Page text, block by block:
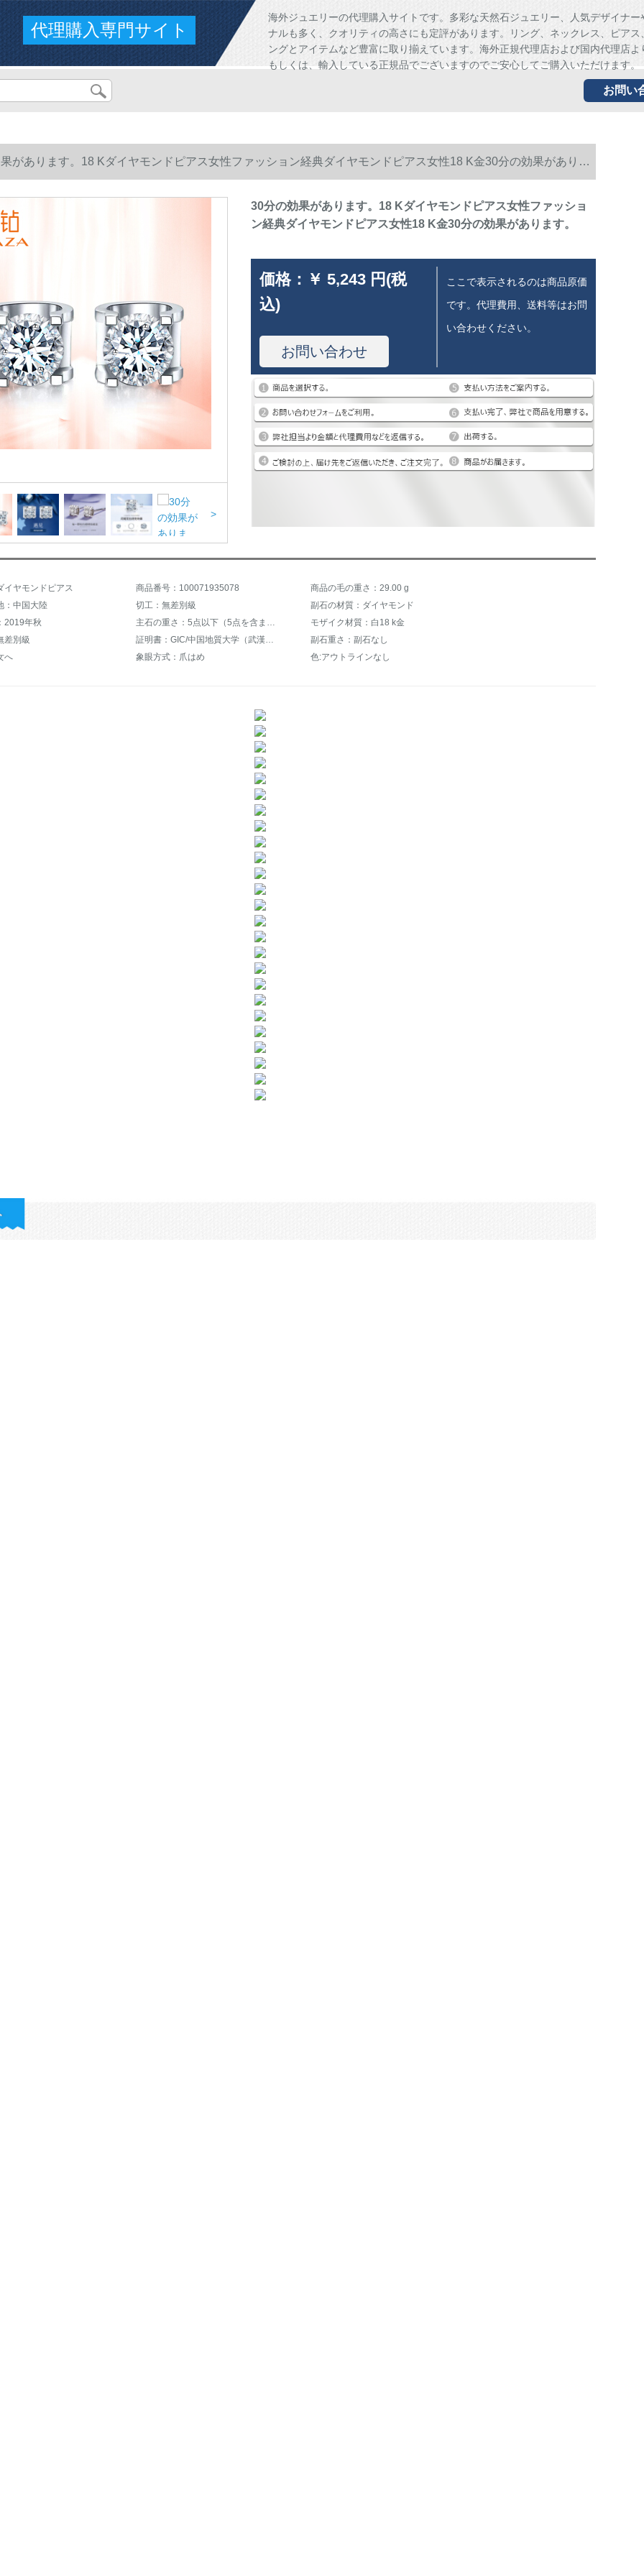
代理購入専門サイト
海外ジュエリーの代理購入サイトです。多彩な天然石ジュエリー、人気デザイナー
ナルも多く、クオリティの高さにも定評があります。リング、ネックレス、ピアス
ングとアイテムなど豊富に取り揃えています。海外正規代理店および国内代理店よ
もしくは、輸入している正規品でございますのでご安心してご購入いただけます。
お問い
があります。18 Kダイヤモンドピアス女性ファッション経典ダイヤモンドピアス女性18 K金30分の効果がありま
>
30分の効果があります。18 Kダイヤモンドピアス女性ファッショ
ン経典ダイヤモンドピアス女性18 K金30分の効果があります。
価格： ￥ 5,243 円(税
込)
お問い合わせ
ここで表示されるのは商品原価
です。代理費用、送料等はお問
い合わせください。
イヤモンドピアス 商品番号：100071935078
商品の毛の重さ：29.00 g
：中国大陸
切工：無差別級
副石の材質：ダイヤモンド
2019年秋
主石の重さ：5点以下（5点を含まない）
モザイク材質：白18 k金
差別級
証明書：GIC/中国地質大学（武漢）ジュエリー検査センター
副石重さ：副石なし
へ
象眼方式：爪はめ 色:アウトラインなし